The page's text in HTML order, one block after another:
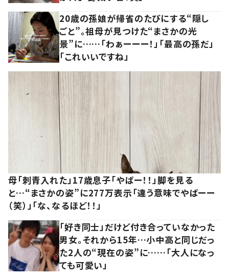
20歳の孫娘が帰省のたびにする“隠し
ごと”。祖母が見つけた“まさかの光
景”に……「わぁーーー！」「最高の孫だ」
「これいいですね」
母「刺青入れた」17歳息子「やばー！！」脚を見る
と…“まさかの姿”に277万表示「違う意味でやばーー
（笑）」「な、なるほど！！」
「好き同士」だけど付き合っていなかった
男女。それから15年…小中高と同じだっ
た2人の“現在の姿”に……「大人になっ
ても可愛い」